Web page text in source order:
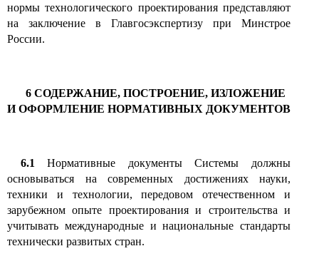
нормы технологического проектирования представляют
на заключение в Главгосэкспертизу при Минстрое
России.
6 СОДЕРЖАНИЕ, ПОСТРОЕНИЕ, ИЗЛОЖЕНИЕ
И ОФОРМЛЕНИЕ НОРМАТИВНЫХ ДОКУМЕНТОВ
6.1
Нормативные документы Системы должны
основываться на современных достижениях науки,
техники и технологии, передовом отечественном и
зарубежном опыте проектирования и строительства и
учитывать международные и национальные стандарты
технически развитых стран.